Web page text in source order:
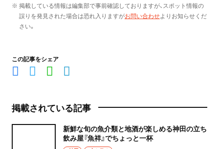
※ 掲載している情報は編集部で事前確認しておりますが、スポット情報の
誤りを発見された場合は恐れ入りますがお問い合わせよりお知らせくだ
さい。
この記事をシェア
掲載されている記事
新鮮な旬の魚介類と地酒が楽しめる神田の立ち
飲み屋『魚祥』でちょっと一杯